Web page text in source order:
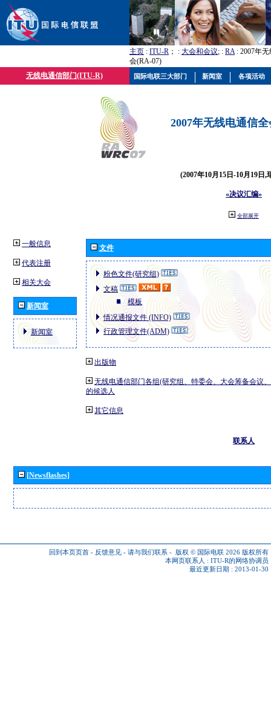
主页 : ITU-R ； : 大会和会议; : RA: 2007年
会(RA-07)
无线电通信部门(ITU-R)
2007年无线电通信
(2007年10月15日-10月19日,
«决议汇编»
全部展开
一般信息
代表注册
相关大会
新闻室
新闻室
文件
粉色文件(研究组)
文稿
模板
情况通报文件 (INFO)
行政管理文件(ADM)
出版物
无线电通信部门各组(研究组、特委会、大会筹备会议
的候选人
其它信息
联系人
[Newsflashes]
回到本页页首 - 反馈意见 - 请与我们联系 - 版权 © 国际电联 2026 版权所有
本网页联系人 : ITU-R的网络协调员
最近更新日期 : 2013-01-30
国际电联三大部门 新闻室 各项活动